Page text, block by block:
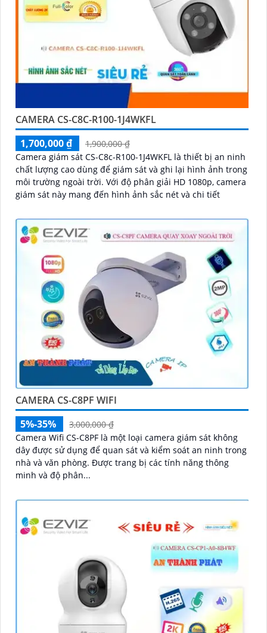
CAMERA CS-C8C-R100-1J4WKFL
1,700,000 ₫
1,900,000 ₫
Camera giám sát CS-C8c-R100-1J4WKFL là thiết bị an ninh
chất lượng cao dùng để giám sát và ghi lại hình ảnh trong
môi trường ngoài trời. Với độ phân giải HD 1080p, camera
giám sát này mang đến hình ảnh sắc nét và chi tiết
CAMERA CS-C8PF WIFI
5%-35%
3,000,000 ₫
Camera Wifi CS-C8PF là một loại camera giám sát không
dây được sử dụng để quan sát và kiểm soát an ninh trong
nhà và văn phòng. Được trang bị các tính năng thông
minh và độ phân...